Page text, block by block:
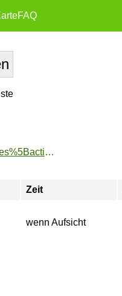
FAQ
https://www.tu-sport.de/sportprogramm/kurse/?tx_dwzeh_courses%5Baction%5D=show&tx_dwzeh_courses%5BsportsDescription%5D=630&cHash=54bb793ecc069ec3341f951ad3e4e30b
Zeit
wenn Aufsicht